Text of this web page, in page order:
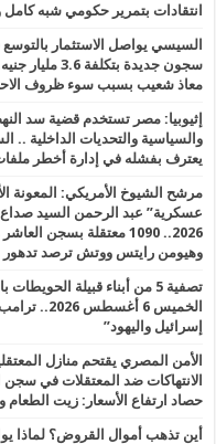
انتقادات بتمرير حكومي شبه كامل
معاذ شعيب بسبب سوء ظروف
إثيوبيا: مصر تستخدم قضية سد
يعترف بفشله في إدارة أخطر
مرشح الشيوخ الأمريكي: المعونة
وهيومن رايتس ووتش ترصد تدهور
تصفية 5 من أبناء قبيلة
الخميس 6
إسرائيل واليهود”
الأمن المصري يقتحم منازل
حصاد ارتفاع الأسعار: زيت الطعام
أين تذهب أموال القروض؟ لماذا